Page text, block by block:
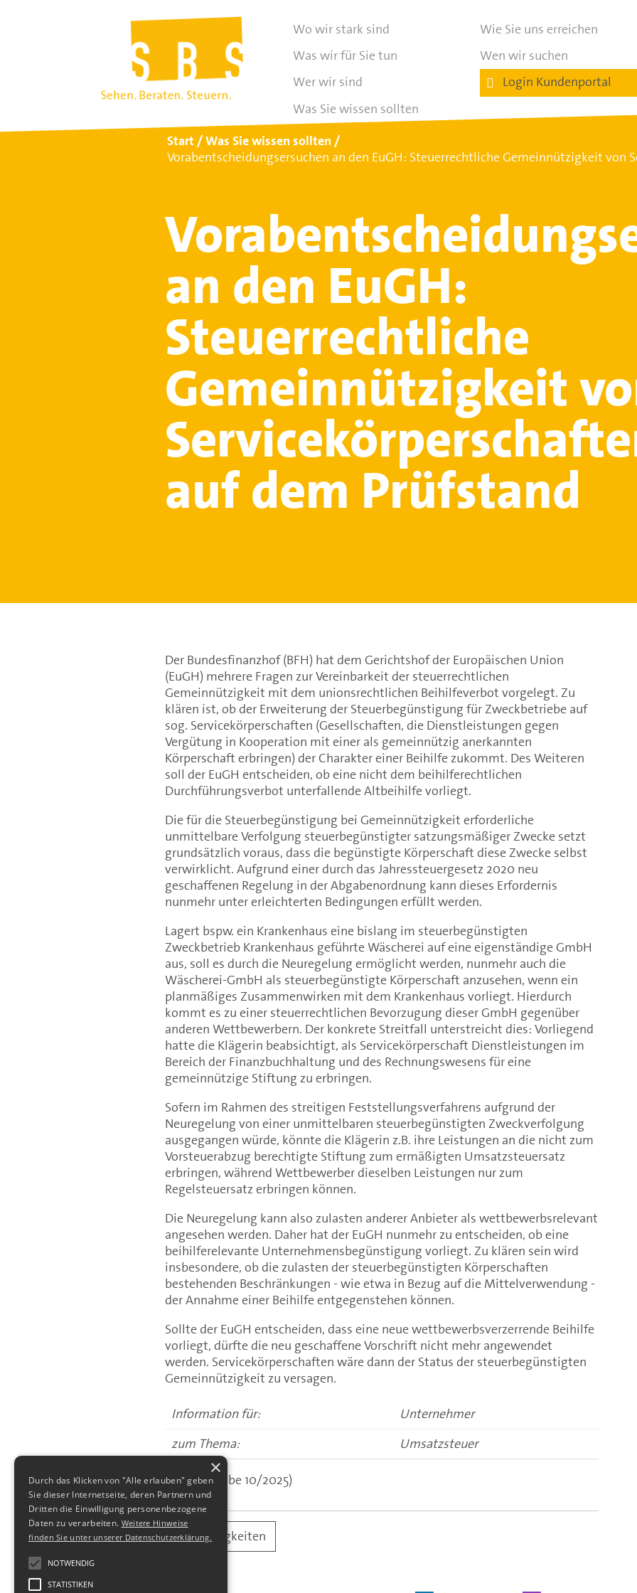
Wo wir stark sind
Was wir für Sie tun
Wer wir sind
Was Sie wissen sollten
Wie Sie uns erreichen
Wen wir suchen
Login Kundenportal
Start
Was Sie wissen sollten
Vorabentscheidungsersuchen an den EuGH: Steuerrechtliche Gemeinnützigkeit von
an den EuGH:
Steuerrechtliche
Gemeinnützigkeit
auf dem Prüfstand
Der Bundesfinanzhof (BFH) hat dem Gerichtshof der Europäischen Union
(EuGH) mehrere Fragen zur Vereinbarkeit der steuerrechtlichen
Gemeinnützigkeit mit dem unionsrechtlichen Beihilfeverbot vorgelegt. Zu
klären ist, ob der Erweiterung der Steuerbegünstigung für Zweckbetriebe auf
sog. Servicekörperschaften (Gesellschaften, die Dienstleistungen gegen
Vergütung in Kooperation mit einer als gemeinnützig anerkannten
Körperschaft erbringen) der Charakter einer Beihilfe zukommt. Des Weiteren
soll der EuGH entscheiden, ob eine nicht dem beihilferechtlichen
Durchführungsverbot unterfallende Altbeihilfe vorliegt.
Die für die Steuerbegünstigung bei Gemeinnützigkeit erforderliche
unmittelbare Verfolgung steuerbegünstigter satzungsmäßiger Zwecke setzt
grundsätzlich voraus, dass die begünstigte Körperschaft diese Zwecke selbst
verwirklicht. Aufgrund einer durch das Jahressteuergesetz 2020 neu
geschaffenen Regelung in der Abgabenordnung kann dieses Erfordernis
nunmehr unter erleichterten Bedingungen erfüllt werden.
Lagert bspw. ein Krankenhaus eine bislang im steuerbegünstigten
Zweckbetrieb Krankenhaus geführte Wäscherei auf eine eigenständige GmbH
aus, soll es durch die Neuregelung ermöglicht werden, nunmehr auch die
Wäscherei-GmbH als steuerbegünstigte Körperschaft anzusehen, wenn ein
planmäßiges Zusammenwirken mit dem Krankenhaus vorliegt. Hierdurch
kommt es zu einer steuerrechtlichen Bevorzugung dieser GmbH gegenüber
anderen Wettbewerbern. Der konkrete Streitfall unterstreicht dies: Vorliegend
hatte die Klägerin beabsichtigt, als Servicekörperschaft Dienstleistungen im
Bereich der Finanzbuchhaltung und des Rechnungswesens für eine
gemeinnützige Stiftung zu erbringen.
Sofern im Rahmen des streitigen Feststellungsverfahrens aufgrund der
Neuregelung von einer unmittelbaren steuerbegünstigten Zweckverfolgung
ausgegangen würde, könnte die Klägerin z.B. ihre Leistungen an die nicht zum
Vorsteuerabzug berechtigte Stiftung zum ermäßigten Umsatzsteuersatz
erbringen, während Wettbewerber dieselben Leistungen nur zum
Regelsteuersatz erbringen können.
Die Neuregelung kann also zulasten anderer Anbieter als wettbewerbsrelevant
angesehen werden. Daher hat der EuGH nunmehr zu entscheiden, ob eine
beihilferelevante Unternehmensbegünstigung vorliegt. Zu klären sein wird
insbesondere, ob die zulasten der steuerbegünstigten Körperschaften
bestehenden Beschränkungen - wie etwa in Bezug auf die Mittelverwendung -
der Annahme einer Beihilfe entgegenstehen können.
Sollte der EuGH entscheiden, dass eine neue wettbewerbsverzerrende Beihilfe
vorliegt, dürfte die neu geschaffene Vorschrift nicht mehr angewendet
werden. Servicekörperschaften wäre dann der Status der steuerbegünstigten
Gemeinnützigkeit zu versagen.
Information für:
Unternehmer
zum Thema:
Umsatzsteuer
(aus: Ausgabe 10/2025)
alle Neuigkeiten
×
Durch das Klicken von "Alle erlauben" geben
Sie dieser Internetseite, deren Partnern und
Dritten die Einwilligung personenbezogene
Daten zu verarbeiten. Weitere Hinweise
finden Sie unter unserer Datenschutzerklärung.
NOTWENDIG
STATISTIKEN